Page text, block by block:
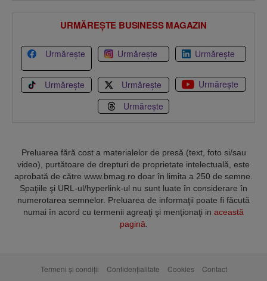
URMĂREȘTE BUSINESS MAGAZIN
Urmărește Urmărește Urmărește
Urmărește Urmărește
Urmărește
Urmărește
Preluarea fără cost a materialelor de presă (text, foto si/sau
video), purtătoare de drepturi de proprietate intelectuală, este
aprobată de către www.bmag.ro doar în limita a 250 de semne.
Spaţiile şi URL-ul/hyperlink-ul nu sunt luate în considerare în
numerotarea semnelor. Preluarea de informaţii poate fi făcută
numai în acord cu termenii agreaţi şi menţionaţi in această
pagină
Termeni și condiții Confidențialitate Cookies Contact